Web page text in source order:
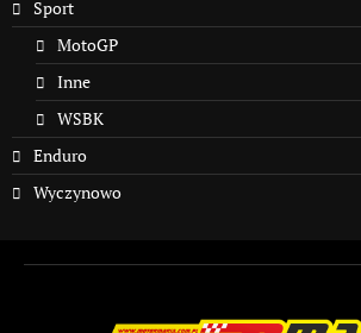
Sport
MotoGP
Inne
WSBK
Enduro
Wyczynowo